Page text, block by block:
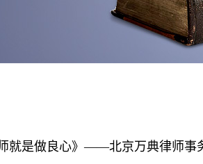
就是做良心》——北京万典律师事